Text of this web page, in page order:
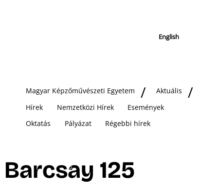
English
Magyar Képzőművészeti Egyetem
Aktuális
Hírek
Nemzetközi Hírek
Események
Oktatás
Pályázat Régebbi hírek
Barcsay 125